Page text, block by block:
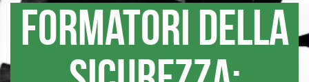
Formatori della